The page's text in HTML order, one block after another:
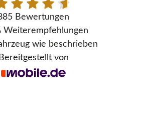
Bewertungen
Weiterempfehlungen
wie beschrieben
Bereitgestellt von